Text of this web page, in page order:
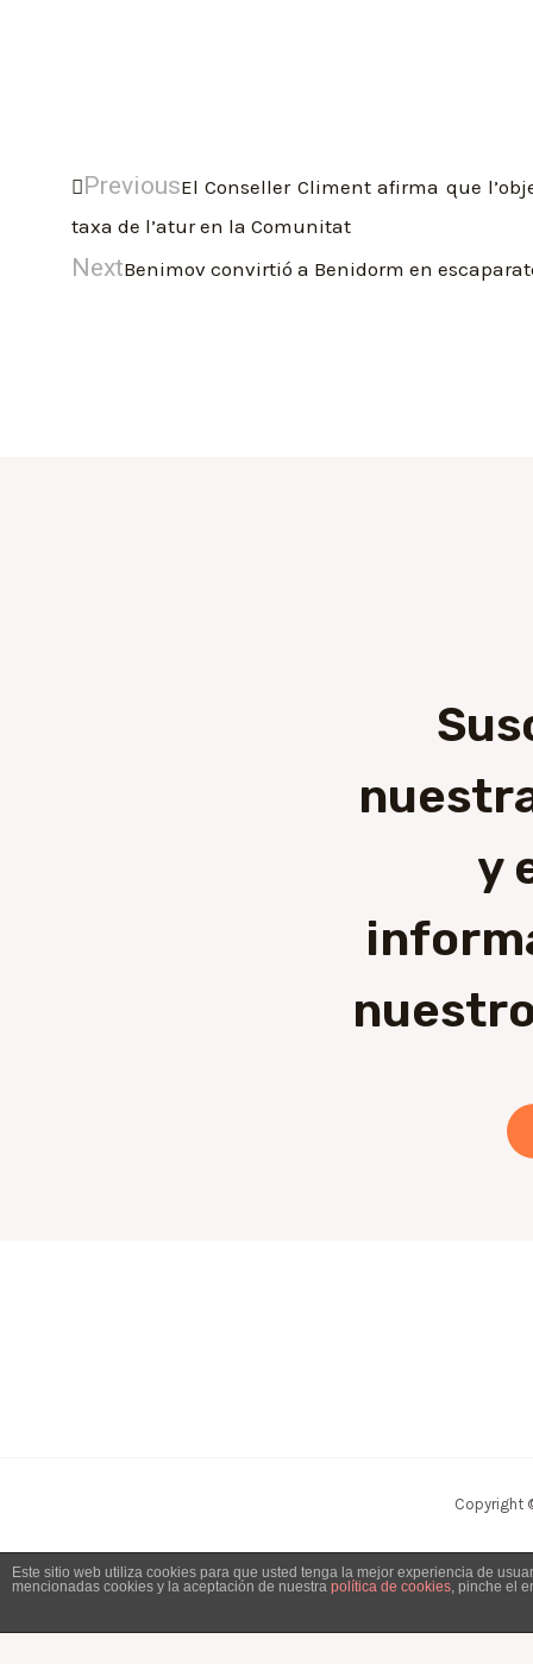
PreviousEl Conseller Climent afirma que
taxa de l’atur en la Comunitat
NextBenimov convirtió a Benidorm en
y
Copyright
Este sitio web utiliza cookies para que usted tenga la mejor experiencia de
mencionadas cookies y la aceptación de nuestra política de cookies , pinche el